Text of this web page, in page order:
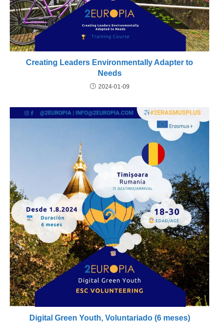
Creating Leaders Environmentally Adapter to
Needs
2024-01-09
Digital Green Youth, Voluntariado (6 meses)